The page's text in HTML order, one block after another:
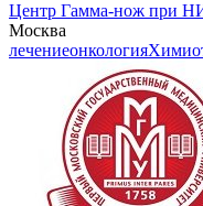
Центр Гамма-нож при
Москва
лечениеонкология